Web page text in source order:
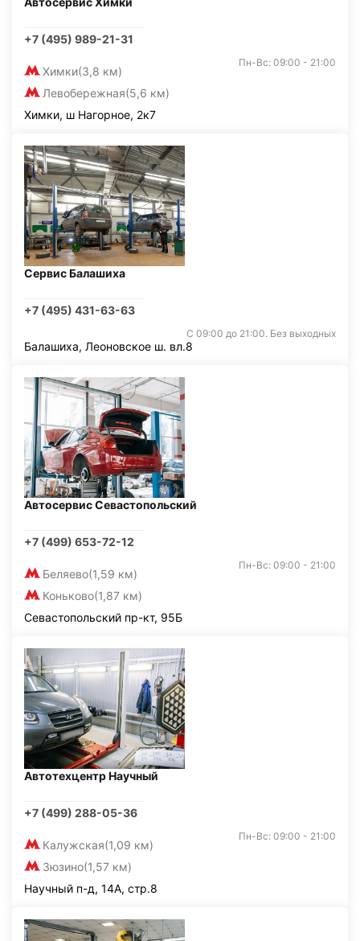
+7 (495) 989-21-31
Химки(3,8 км)
Левобережная(5,6 км)
Пн-Вс: 09:00 - 21:00
Химки, ш Нагорное, 2к7
Сервис Балашиха
+7 (495) 431-63-63
С 09:00 до 21:00. Без выходных
Балашиха, Леоновское ш. вл.8
Автосервис Севастопольский
+7 (499) 653-72-12
Беляево(1,59 км)
Коньково(1,87 км)
Пн-Вс: 09:00 - 21:00
Севастопольский пр-кт, 95Б
Автотехцентр Научный
+7 (499) 288-05-36
Калужская(1,09 км)
Зюзино(1,57 км)
Пн-Вс: 09:00 - 21:00
Научный п-д, 14А, стр.8